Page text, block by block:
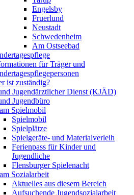
Engelsby
Fruerlund
Neustadt
Schwedenheim
Am Ostseebad
für Träger und
ist zuständig?
Jugendärztlicher Dienst (KJÄD)
Jugendbüro
Spielmobil
Spielmobil
Spielplätze
Spielgeräte- und Materialverleih
Ferienpass für Kinder und
Jugendliche
Flensburger Spielenacht
Sozialarbeit
Aktuelles aus diesem Bereich
Aufsuchende Jugendsozialarbeit